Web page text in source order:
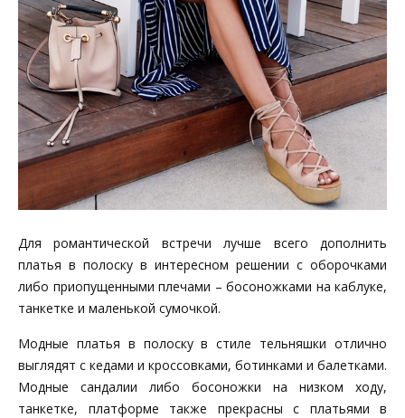
Для романтической встречи лучше всего дополнить
платья в полоску в интересном решении с оборочками
либо приопущенными плечами – босоножками на каблуке,
танкетке и маленькой сумочкой.
Модные платья в полоску в стиле тельняшки отлично
выглядят с кедами и кроссовками, ботинками и балетками.
Модные сандалии либо босоножки на низком ходу,
танкетке, платформе также прекрасны с платьями в